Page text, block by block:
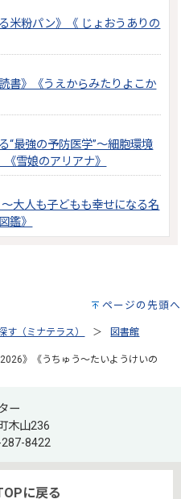
米粉パン》《 じょおうありの
書》《うえからみたりよこか
“最強の予防医学”～細胞環境
雪娘のアリアナ》
大人も子どもも幸せになる名
鑑》
ページの先頭へ
す（ミナテラス）
図書館
》《うちゅう～たいようけいの
ー
木山236
287-8422
に戻る